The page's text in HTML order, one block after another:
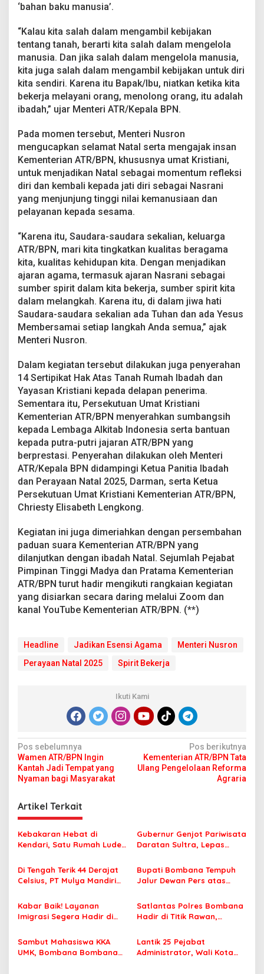
‘bahan baku manusia’.
“Kalau kita salah dalam mengambil kebijakan
tentang tanah, berarti kita salah dalam mengelola
manusia. Dan jika salah dalam mengelola manusia,
kita juga salah dalam mengambil kebijakan untuk diri
kita sendiri. Karena itu Bapak/Ibu, niatkan ketika kita
bekerja melayani orang, menolong orang, itu adalah
ibadah,” ujar Menteri ATR/Kepala BPN.
Pada momen tersebut, Menteri Nusron
mengucapkan selamat Natal serta mengajak insan
Kementerian ATR/BPN, khususnya umat Kristiani,
untuk menjadikan Natal sebagai momentum refleksi
diri dan kembali kepada jati diri sebagai Nasrani
yang menjunjung tinggi nilai kemanusiaan dan
pelayanan kepada sesama.
“Karena itu, Saudara-saudara sekalian, keluarga
ATR/BPN, mari kita tingkatkan kualitas beragama
kita, kualitas kehidupan kita. Dengan menjadikan
ajaran agama, termasuk ajaran Nasrani sebagai
sumber spirit dalam kita bekerja, sumber spirit kita
dalam melangkah. Karena itu, di dalam jiwa hati
Saudara-saudara sekalian ada Tuhan dan ada Yesus
Membersamai setiap langkah Anda semua,” ajak
Menteri Nusron.
Dalam kegiatan tersebut dilakukan juga penyerahan
14 Sertipikat Hak Atas Tanah Rumah Ibadah dan
Yayasan Kristiani kepada delapan penerima.
Sementara itu, Persekutuan Umat Kristiani
Kementerian ATR/BPN menyerahkan sumbangsih
kepada Lembaga Alkitab Indonesia serta bantuan
kepada putra-putri jajaran ATR/BPN yang
berprestasi. Penyerahan dilakukan oleh Menteri
ATR/Kepala BPN didampingi Ketua Panitia Ibadah
dan Perayaan Natal 2025, Darman, serta Ketua
Persekutuan Umat Kristiani Kementerian ATR/BPN,
Chriesty Elisabeth Lengkong.
Kegiatan ini juga dimeriahkan dengan persembahan
paduan suara Kementerian ATR/BPN yang
dilanjutkan dengan ibadah Natal. Sejumlah Pejabat
Pimpinan Tinggi Madya dan Pratama Kementerian
ATR/BPN turut hadir mengikuti rangkaian kegiatan
yang disiarkan secara daring melalui Zoom dan
kanal YouTube Kementerian ATR/BPN. (**)
Headline Jadikan Esensi Agama
Menteri Nusron
Perayaan Natal 2025
Spirit Bekerja
Ikuti Kami
N
a
v
i
g
a
s
i
p
s
Pos sebelumnya
Wamen ATR/BPN Ingin
Kantah Jadi Tempat yang
Nyaman bagi Masyarakat
Pos berikutnya
Kementerian ATR/BPN Tata
Ulang Pengelolaan Reforma
Agraria
Artikel Terkait
Kebakaran Hebat di
Kendari, Satu Rumah Ludes
Gubernur Genjot Pariwisata
Daratan Sultra, Lepas
Tiga Kabupaten Unggulan
Di Tengah Terik 44 Derajat
Celsius, PT Mulya Mandiri
Jamaah Tetap Sehat dan
Nyaman Beribadah
Bupati Bombana Tempuh
Jalur Dewan Pers atas
Korupsi Jembatan Cirauci II
Kabar Baik! Layanan
Imigrasi Segera Hadir di
Perlu Lagi ke Kendari
Satlantas Polres Bombana
Hadir di Titik Rawan,
Sekolah dengan Aman
Sambut Mahasiswa KKA
UMK, Bombana Bombana
Lantik 25 Pejabat
Administrator, Wali Kota